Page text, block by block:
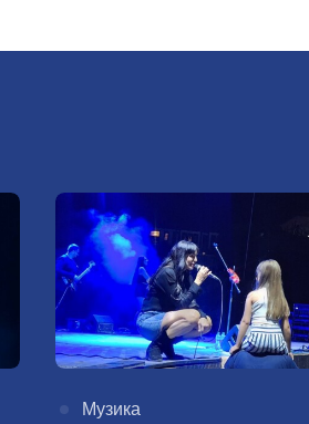
КАтегорија
Музика